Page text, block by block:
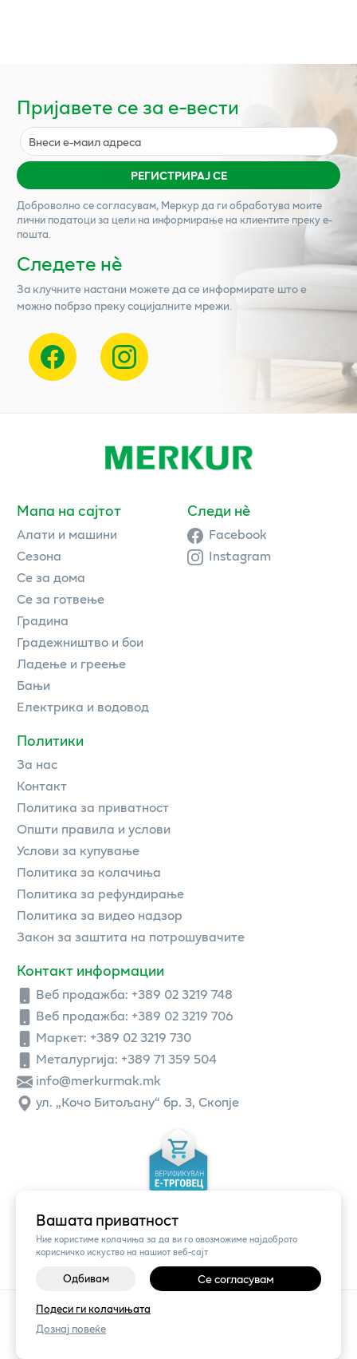
Вашата приватност
Ние користиме колачиња за да ви го овозможиме најдоброто
корисничко искуство на нашиот веб-сајт
Одбивам Се согласувам
Подеси ги колачињата
Дознај повеќе
Пријавете се за е-вести
РЕГИСТРИРАЈ СЕ
Доброволно се согласувам, Меркурда ги обработува моите
лични податоци за цели на информирање на клиентите преку е-
пошта.
Следете нѐ
За клучните настани можете да се информирате што е
можно побрзо преку социјалните мрежи.
Мапа на сајтот
Алати и машини
Сезона
Се за дома
Се за готвење
Градина
Градежништво и бои
Ладење и греење
Бањи
Електрика и водовод
Политики
За нас
Контакт
Политика за приватност
Општи правила и услови
Услови за купување
Политика за колачиња
Политика за рефундирање
Политика за видео надзор
Закон за заштита на потрошувачите
Контакт информации
Веб продажба: +389 02 3219 748
Веб продажба: +389 02 3219 706
Маркет: +389 02 3219 730
Металургија: +389 71 359 504
info@merkurmak.mk
ул. „Кочо Битољану“ бр. 3, Скопје
Следи нè
Facebook
Instagram
©2026
Поставки за колачиња